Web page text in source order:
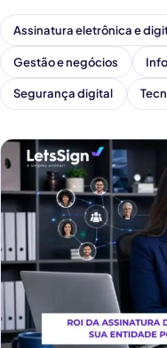
Assinatura eletrônica e
Gestão e negócios
Segurança digital